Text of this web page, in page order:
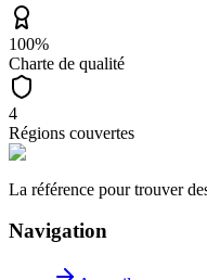
100%
Charte de qualité
4
Régions couvertes
La référence pour trouver
Navigation